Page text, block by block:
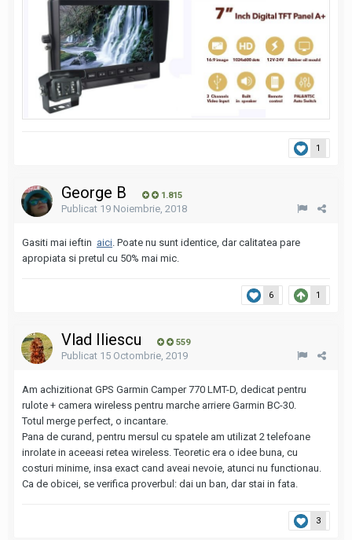
1
George B 1.815
Publicat 19 Noiembrie, 2018
Gasiti mai ieftin aici . Poate nu sunt identice, dar calitatea pare
apropiata si pretul cu 50% mai mic.
6 1
Vlad Iliescu 559
Publicat 15 Octombrie, 2019
Am achizitionat GPS Garmin Camper 770 LMT-D, dedicat pentru
rulote + camera wireless pentru marche arriere Garmin BC-30.
Totul merge perfect, o incantare.
Pana de curand, pentru mersul cu spatele am utilizat 2 telefoane
inrolate in aceeasi retea wireless. Teoretic era o idee buna, cu
costuri minime, insa exact cand aveai nevoie, atunci nu functionau.
Ca de obicei, se verifica proverbul: dai un ban, dar stai in fata.
3